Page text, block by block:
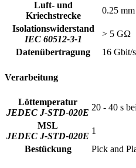
Luft- und
Kriechstrecke
0.25 mm
Isolationswiderstand
IEC 60512-3-1
> 5 GΩ
Datenübertragung
16 Gbit/s
Verarbeitung
Löttemperatur
JEDEC J-STD-020E
20 - 40 s
MSL
JEDEC J-STD-020E
1
Bestückung
Pick and